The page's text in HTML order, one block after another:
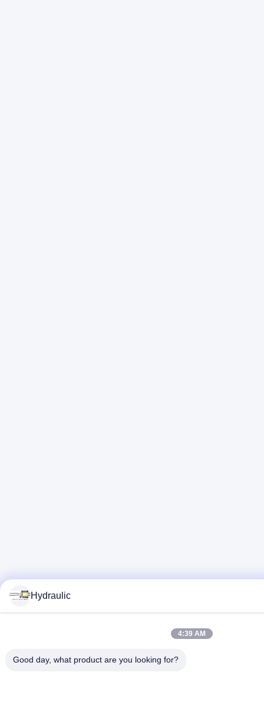
Hydraulic
4:39 AM
Good day, what product are you looking for?